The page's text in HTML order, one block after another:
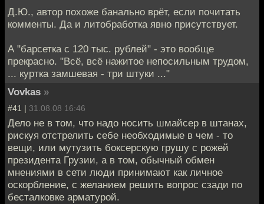
Д.Ю., автор похоже банально врёт, если почитать
комменты. Да и литобработка явно присутствует.
А "барсетка с 120 тыс. рублей" - это вообще
прекрасно. "Всё, всё нажитое непосильным трудом,
... куртка замшевая - три штуки ..."
Vovkas »
#41 | 31.08.08 16:46
Дело не в том, что надо носить шмайсер в штанах,
рискуя отстрелить себе необходимые в чем - то
вещи, или мутузить боксерскую грушу с рожей
президента Грузии, а в том, обычный обмен
мнениями в сети люди принимают как личное
оскорбление, с желанием решить вопрос сзади по
бесталковке арматурой.